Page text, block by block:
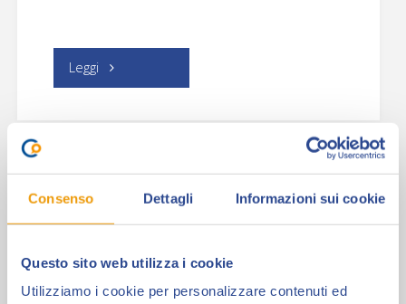
Consenso Dettagli Informazioni sui cookie
Questo sito web utilizza i cookie
Utilizziamo i cookie per personalizzare contenuti ed
Leggi "Nicola